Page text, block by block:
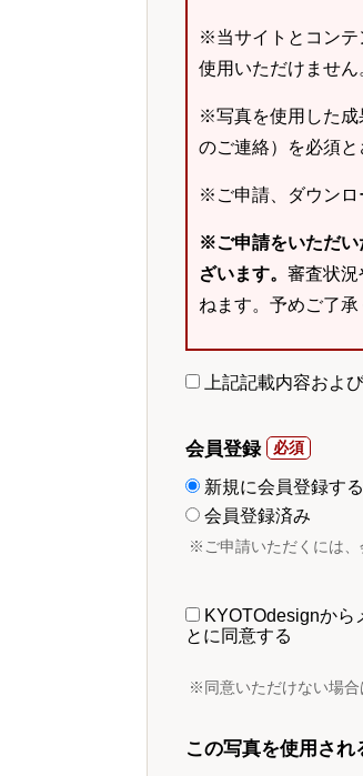
※当サイトとコンテ
使用いただけません
※写真を使用した成
のご連絡）を必須と
※ご申請、ダウンロ
※ご申請をいただい
ざいます。 審査状況
ねます。予めご了承
上記記載内容およ
会員登録
新規に会員登録す
会員登録済み
※ご申請いただくには、
KYOTOdesignから
とに同意する
※同意いただけない場合
この写真を使用さ